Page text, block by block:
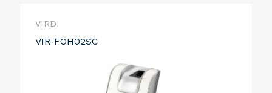
VIRDI
VIR-FOH02SC